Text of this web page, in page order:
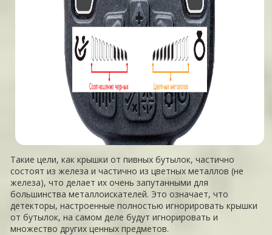
Такие цели, как крышки от пивных бутылок, частично
состоят из железа и частично из цветных металлов (не
железа), что делает их очень запутанными для
большинства металлоискателей. Это означает, что
детекторы, настроенные полностью игнорировать крышки
от бутылок, на самом деле будут игнорировать и
множество других ценных предметов.